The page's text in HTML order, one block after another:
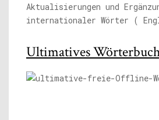
Aktualisierungen und
internationaler Wörter (
Ultimatives